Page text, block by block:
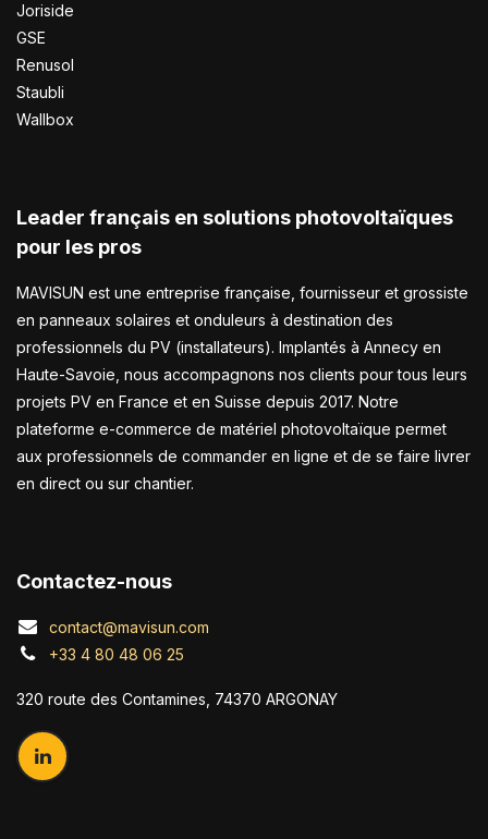
Joriside
GSE
Renusol
Staubli
Wallbox
Leader français en solutions photovoltaïques
pour les pros
MAVISUN est une entreprise française, fournisseur et grossiste
en panneaux solaires et onduleurs à destination des
professionnels du PV (installateurs). Implantés à Annecy en
Haute-Savoie, nous accompagnons nos clients pour tous leurs
projets PV en France et en Suisse depuis 2017. Notre
plateforme e-commerce de matériel photovoltaïque permet
aux professionnels de commander en ligne et de se faire livrer
en direct ou sur chantier.
Contactez-nous
contact@mavisun.com
+33 4 80 48 06 25
320 route des Contamines, 74370 ARGONAY